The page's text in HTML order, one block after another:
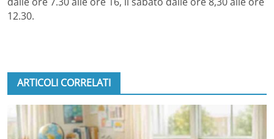
12.30.
ARTICOLI CORRELATI